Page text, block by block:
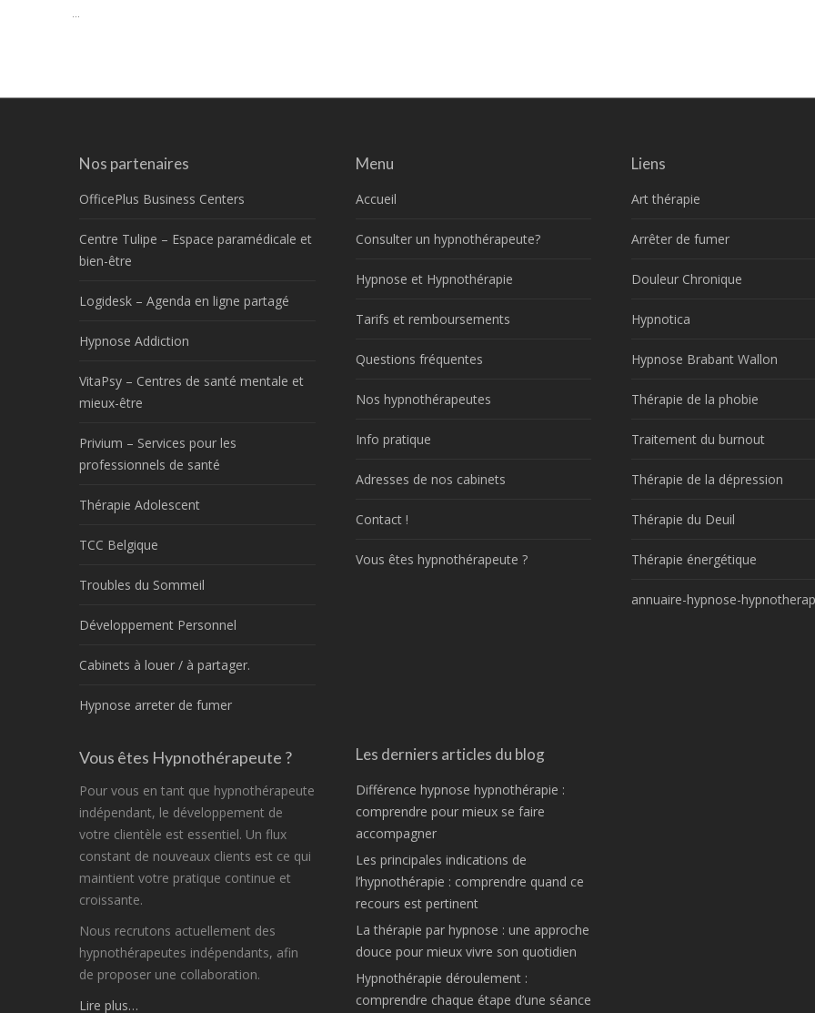
...
Nos partenaires
OfficePlus Business Centers
Centre Tulipe – Espace paramédicale et
bien-être
Logidesk – Agenda en ligne partagé
Hypnose Addiction
VitaPsy – Centres de santé mentale et
mieux-être
Privium – Services pour les
professionnels de santé
Thérapie Adolescent
TCC Belgique
Troubles du Sommeil
Développement Personnel
Cabinets à louer / à partager.
Hypnose arreter de fumer
Menu
Accueil
Consulter un hypnothérapeute?
Hypnose et Hypnothérapie
Tarifs et remboursements
Questions fréquentes
Nos hypnothérapeutes
Info pratique
Adresses de nos cabinets
Contact !
Vous êtes hypnothérapeute ?
Liens
Art thérapie
Arrêter de fumer
Douleur Chronique
Hypnotica
Hypnose Brabant Wallon
Thérapie de la phobie
Traitement du burnout
Thérapie de la dépression
Thérapie du Deuil
Thérapie énergétique
annuaire-hypnose-
Vous êtes Hypnothérapeute ?
Pour vous en tant que hypnothérapeute
indépendant, le développement de
votre clientèle est essentiel. Un flux
constant de nouveaux clients est ce qui
maintient votre pratique continue et
croissante.
Nous recrutons actuellement des
hypnothérapeutes indépendants, afin
de proposer une collaboration.
Lire plus…
Les derniers articles du blog
Différence hypnose hypnothérapie :
comprendre pour mieux se faire
accompagner
Les principales indications de
l’hypnothérapie : comprendre quand ce
recours est pertinent
La thérapie par hypnose : une approche
douce pour mieux vivre son quotidien
Hypnothérapie déroulement :
comprendre chaque étape d’une séance